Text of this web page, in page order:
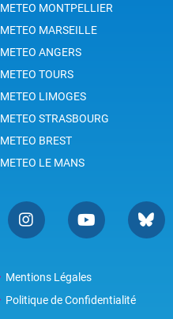
METEO MONTPELLIER
METEO MARSEILLE
METEO ANGERS
METEO TOURS
METEO LIMOGES
METEO STRASBOURG
METEO BREST
METEO LE MANS
Mentions Légales
Politique de Confidentialité